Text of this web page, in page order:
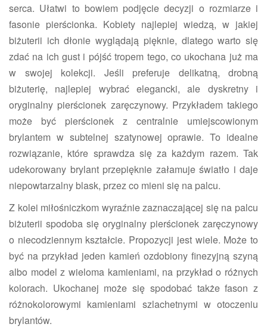
serca. Ułatwi to bowiem podjęcie decyzji o rozmiarze i
fasonie pierścionka. Kobiety najlepiej wiedzą, w jakiej
biżuterii ich dłonie wyglądają pięknie, dlatego warto się
zdać na ich gust i pójść tropem tego, co ukochana już ma
w swojej kolekcji. Jeśli preferuje delikatną, drobną
biżuterię, najlepiej wybrać elegancki, ale dyskretny i
oryginalny pierścionek zaręczynowy. Przykładem takiego
może być pierścionek z centralnie umiejscowionym
brylantem w subtelnej szatynowej oprawie. To idealne
rozwiązanie, które sprawdza się za każdym razem. Tak
udekorowany brylant przepięknie załamuje światło i daje
niepowtarzalny blask, przez co mieni się na palcu.
Z kolei miłośniczkom wyraźnie zaznaczającej się na palcu
biżuterii spodoba się oryginalny pierścionek zaręczynowy
o niecodziennym kształcie. Propozycji jest wiele. Może to
być na przykład jeden kamień ozdobiony finezyjną szyną
albo model z wieloma kamieniami, na przykład o różnych
kolorach. Ukochanej może się spodobać także fason z
różnokolorowymi kamieniami szlachetnymi w otoczeniu
brylantów.